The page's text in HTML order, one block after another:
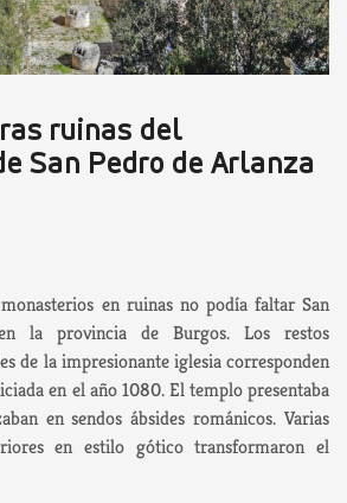
ruinas del
San Pedro de Arlanza
en ruinas no podía faltar San
la provincia de Burgos. Los restos
de la impresionante iglesia corresponden
en el año 1080. El templo presentaba
en sendos ábsides románicos. Varias
en estilo gótico transformaron el